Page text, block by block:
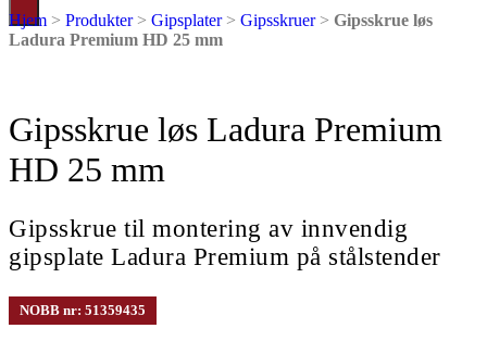
Hjem > Produkter> Gipsplater> Gipsskruer> Gipsskrue løs
Ladura Premium HD 25 mm
Gipsskrue løs Ladura Premium
HD 25 mm
Gipsskrue til montering av innvendig
gipsplate Ladura Premium på stålstender
NOBB nr: 51359435